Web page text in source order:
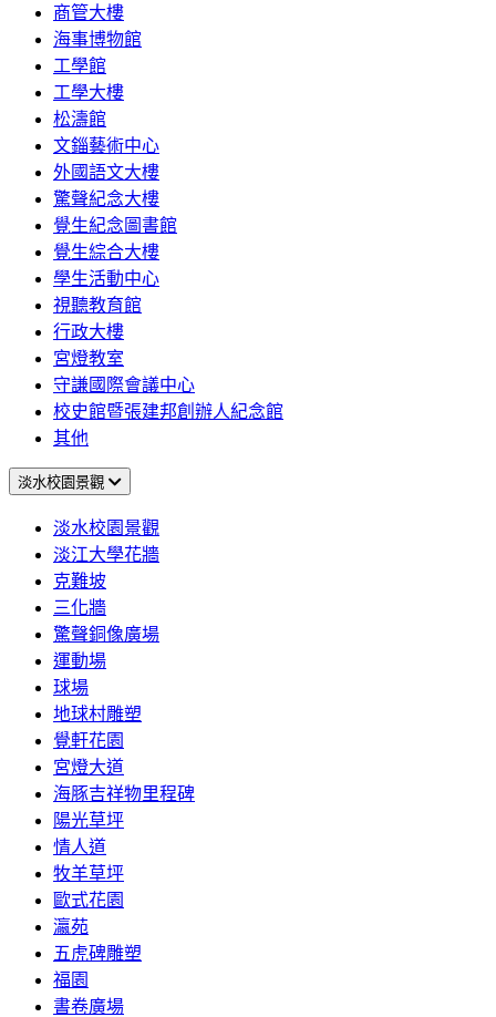
商管大樓
海事博物館
工學館
工學大樓
松濤館
文錙藝術中心
外國語文大樓
驚聲紀念大樓
覺生紀念圖書館
覺生綜合大樓
學生活動中心
視聽教育館
行政大樓
宮燈教室
守謙國際會議中心
校史館暨張建邦創辦人紀念館
其他
淡水校園景觀
淡水校園景觀
淡江大學花牆
克難坡
三化牆
驚聲銅像廣場
運動場
球場
地球村雕塑
覺軒花園
宮燈大道
海豚吉祥物里程碑
陽光草坪
情人道
牧羊草坪
歐式花園
瀛苑
五虎碑雕塑
福園
書卷廣場